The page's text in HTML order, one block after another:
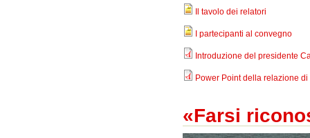
Il tavolo dei relatori
I partecipanti al convegno
Introduzione del presidente
Power Point della relazione
«Farsi